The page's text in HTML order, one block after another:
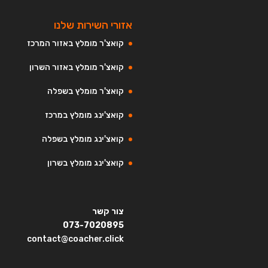
אזורי השירות שלנו
קואצ'ר מומלץ באזור המרכז
קואצ'ר מומלץ באזור השרון
קואצ'ר מומלץ בשפלה
קואצ'ינג מומלץ במרכז
קואצ'ינג מומלץ בשפלה
קואצ'ינג מומלץ בשרון
צור קשר
073-7020895
contact@coacher.click